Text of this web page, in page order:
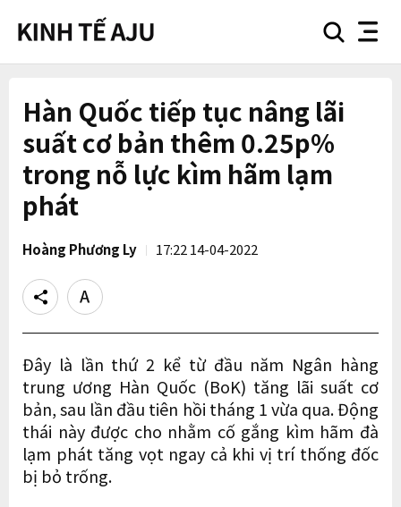
searchnav
Hàn Quốc tiếp tục nâng lãi
suất cơ bản thêm 0.25p%
trong nỗ lực kìm hãm lạm
phát
Hoàng Phương Ly 17:22 14-04-2022
Share
Text
size
Đây là lần thứ 2 kể từ đầu năm Ngân hàng
trung ương Hàn Quốc (BoK) tăng lãi suất cơ
bản, sau lần đầu tiên hồi tháng 1 vừa qua. Động
thái này được cho nhằm cố gắng kìm hãm đà
lạm phát tăng vọt ngay cả khi vị trí thống đốc
bị bỏ trống.